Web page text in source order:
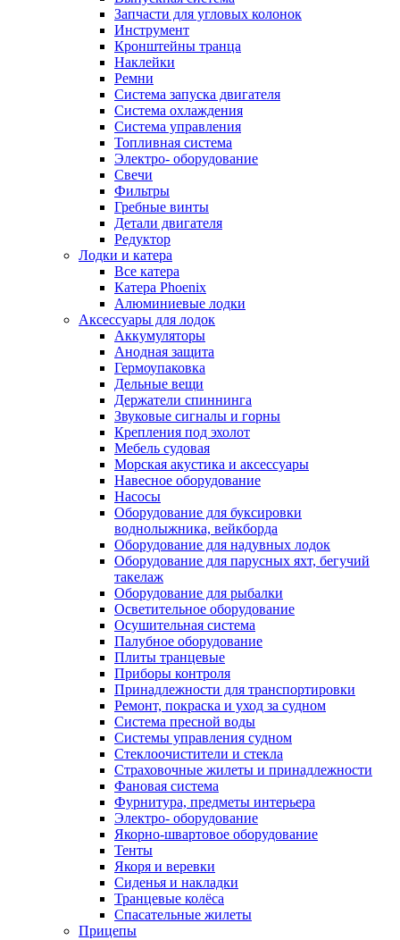
Запчасти для угловых колонок
Инструмент
Кронштейны транца
Наклейки
Ремни
Система запуска двигателя
Система охлаждения
Система управления
Топливная система
Электро- оборудование
Свечи
Фильтры
Гребные винты
Детали двигателя
Редуктор
Лодки и катера
Все катера
Катера Phoenix
Алюминиевые лодки
Аксессуары для лодок
Аккумуляторы
Анодная защита
Гермоупаковка
Дельные вещи
Держатели спиннинга
Звуковые сигналы и горны
Крепления под эхолот
Мебель судовая
Морская акустика и аксессуары
Навесное оборудование
Насосы
Оборудование для буксировки
воднолыжника, вейкборда
Оборудование для надувных лодок
Оборудование для парусных яхт, бегучий
такелаж
Оборудование для рыбалки
Осветительное оборудование
Осушительная система
Палубное оборудование
Плиты транцевые
Приборы контроля
Принадлежности для транспортировки
Ремонт, покраска и уход за судном
Система пресной воды
Системы управления судном
Стеклоочистители и стекла
Страховочные жилеты и принадлежности
Фановая система
Фурнитура, предметы интерьера
Электро- оборудование
Якорно-швартовое оборудование
Тенты
Якоря и веревки
Сиденья и накладки
Транцевые колёса
Спасательные жилеты
Прицепы